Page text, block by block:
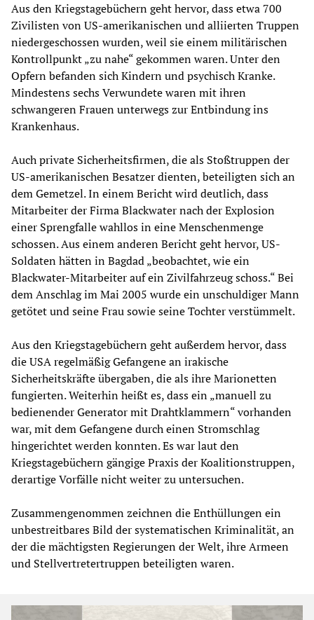
Aus den Kriegstagebüchern geht hervor, dass etwa 700
Zivilisten von US-amerikanischen und alliierten Truppen
niedergeschossen wurden, weil sie einem militärischen
Kontrollpunkt „zu nahe“ gekommen waren. Unter den
Opfern befanden sich Kindern und psychisch Kranke.
Mindestens sechs Verwundete waren mit ihren
schwangeren Frauen unterwegs zur Entbindung ins
Krankenhaus.
Auch private Sicherheitsfirmen, die als Stoßtruppen der
US-amerikanischen Besatzer dienten, beteiligten sich an
dem Gemetzel. In einem Bericht wird deutlich, dass
Mitarbeiter der Firma Blackwater nach der Explosion
einer Sprengfalle wahllos in eine Menschenmenge
schossen. Aus einem anderen Bericht geht hervor, US-
Soldaten hätten in Bagdad „beobachtet, wie ein
Blackwater-Mitarbeiter auf ein Zivilfahrzeug schoss.“ Bei
dem Anschlag im Mai 2005 wurde ein unschuldiger Mann
getötet und seine Frau sowie seine Tochter verstümmelt.
Aus den Kriegstagebüchern geht außerdem hervor, dass
die USA regelmäßig Gefangene an irakische
Sicherheitskräfte übergaben, die als ihre Marionetten
fungierten. Weiterhin heißt es, dass ein „manuell zu
bedienender Generator mit Drahtklammern“ vorhanden
war, mit dem Gefangene durch einen Stromschlag
hingerichtet werden konnten. Es war laut den
Kriegstagebüchern gängige Praxis der Koalitionstruppen,
derartige Vorfälle nicht weiter zu untersuchen.
Zusammengenommen zeichnen die Enthüllungen ein
unbestreitbares Bild der systematischen Kriminalität, an
der die mächtigsten Regierungen der Welt, ihre Armeen
und Stellvertretertruppen beteiligten waren.